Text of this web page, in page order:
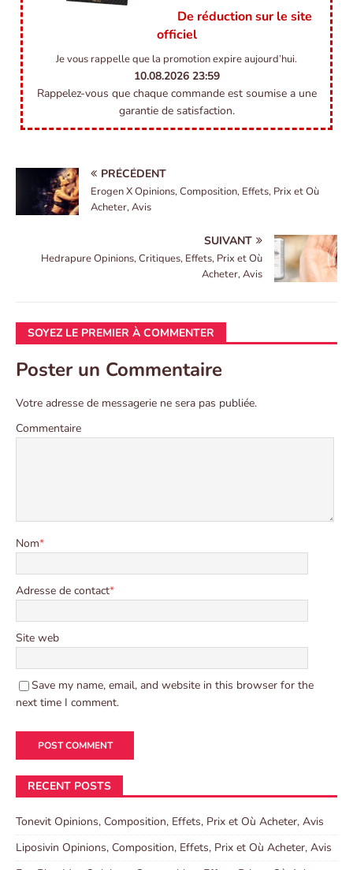
De réduction sur le site
officiel
Je vous rappelle que la promotion expire aujourd’hui.
10.08.2026 23:59
Rappelez-vous que chaque commande est soumise a une
garantie de satisfaction.
PRÉCÉDENT
Erogen X Opinions, Composition, Effets, Prix et Où
Acheter, Avis
SUIVANT
Hedrapure Opinions, Critiques, Effets, Prix et Où
Acheter, Avis
SOYEZ LE PREMIER À COMMENTER
Poster un Commentaire
Votre adresse de messagerie ne sera pas publiée.
Commentaire
Nom*
Adresse de contact*
Site web
Save my name, email, and website in this browser for the
next time I comment.
RECENT POSTS
Tonevit Opinions, Composition, Effets, Prix et Où Acheter, Avis
Liposivin Opinions, Composition, Effets, Prix et Où Acheter, Avis